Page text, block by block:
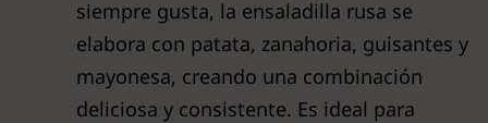
siempre gusta, la ensaladilla rusa se
elabora con patata, zanahoria, guisantes y
mayonesa, creando una combinación
deliciosa y consistente. Es ideal para